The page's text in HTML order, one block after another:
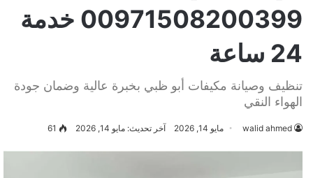
00971508200399 خدمة
24 ساعة
تنظيف وصيانة مكيفات أبو ظبي بخبرة عالية وضمان جودة
الهواء النقي
walid ahmed مايو 14, 2026 آخر تحديث: مايو 14, 2026 61